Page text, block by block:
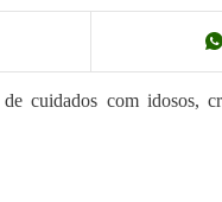
cuidados com idosos,